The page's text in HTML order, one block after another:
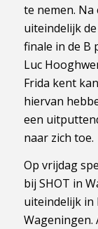
te nemen. Na
uiteindelijk
finale in de B
Luc
Frida kent
hiervan
een
naar zich toe.
Op vrijdag
bij SHOT in
uiteindelijk in
Wageningen.